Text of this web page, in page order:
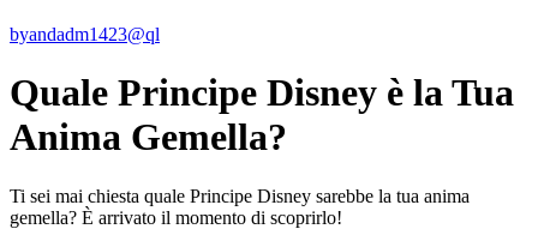
byandadm1423@ql
Quale Principe Disney è la Tua
Anima Gemella?
Ti sei mai chiesta quale Principe Disney sarebbe la tua anima
gemella? È arrivato il momento di scoprirlo!